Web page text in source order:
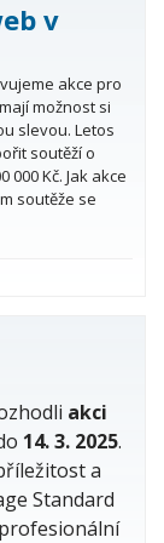
v
akce pro
možnost si
slevou. Letos
soutěží o
Kč. Jak akce
soutěže se
akci
14. 3. 2025.
a
Standard